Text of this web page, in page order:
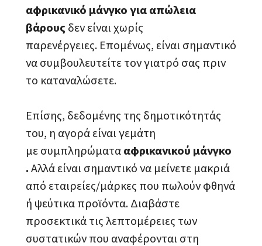
αφρικανικό μάνγκο για απώλεια
βάρους δεν είναι χωρίς
παρενέργειες. Επομένως, είναι σημαντικό
να συμβουλευτείτε τον γιατρό σας πριν
το καταναλώσετε.
Επίσης, δεδομένης της δημοτικότητάς
του, η αγορά είναι γεμάτη
με συμπληρώματα αφρικανικού μάνγκο
. Αλλά είναι σημαντικό να μείνετε μακριά
από εταιρείες/μάρκες που πωλούν φθηνά
ή ψεύτικα προϊόντα. Διαβάστε
προσεκτικά τις λεπτομέρειες των
συστατικών που αναφέρονται στη